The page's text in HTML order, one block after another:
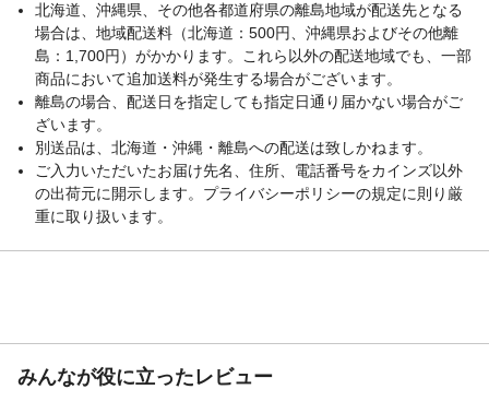
北海道、沖縄県、その他各都道府県の離島地域が配送先となる
場合は、地域配送料（北海道：500円、沖縄県およびその他離
島：1,700円）がかかります。これら以外の配送地域でも、一部
商品において追加送料が発生する場合がございます。
離島の場合、配送日を指定しても指定日通り届かない場合がご
ざいます。
別送品は、北海道・沖縄・離島への配送は致しかねます。
ご入力いただいたお届け先名、住所、電話番号をカインズ以外
の出荷元に開示します。プライバシーポリシーの規定に則り厳
重に取り扱います。
みんなが役に立ったレビュー